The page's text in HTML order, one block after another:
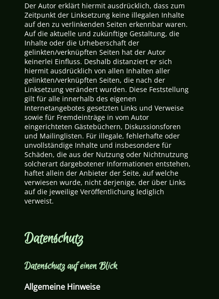
Der Autor erklärt hiermit ausdrücklich, dass zum
Zeitpunkt der Linksetzung keine illegalen Inhalte
auf den zu verlinkenden Seiten erkennbar waren.
Auf die aktuelle und zukünftige Gestaltung, die
Inhalte oder die Urheberschaft der
gelinkten/verknüpften Seiten hat der Autor
keinerlei Einfluss. Deshalb distanziert er sich
hiermit ausdrücklich von allen Inhalten aller
gelinkten/verknüpften Seiten, die nach der
Linksetzung verändert wurden. Diese Feststellung
gilt für alle innerhalb des eigenen
Internetangebotes gesetzten Links und Verweise
sowie für Fremdeinträge in vom Autor
eingerichteten Gästebüchern, Diskussionsforen
und Mailinglisten. Für illegale, fehlerhafte oder
unvollständige Inhalte und insbesondere für
Schäden, die aus der Nutzung oder Nichtnutzung
solcherart dargebotener Informationen entstehen,
haftet allein der Anbieter der Seite, auf welche
verwiesen wurde, nicht derjenige, der über Links
auf die jeweilige Veröffentlichung lediglich
verweist.
Datenschutz
Datenschutz auf einen Blick
Allgemeine Hinweise